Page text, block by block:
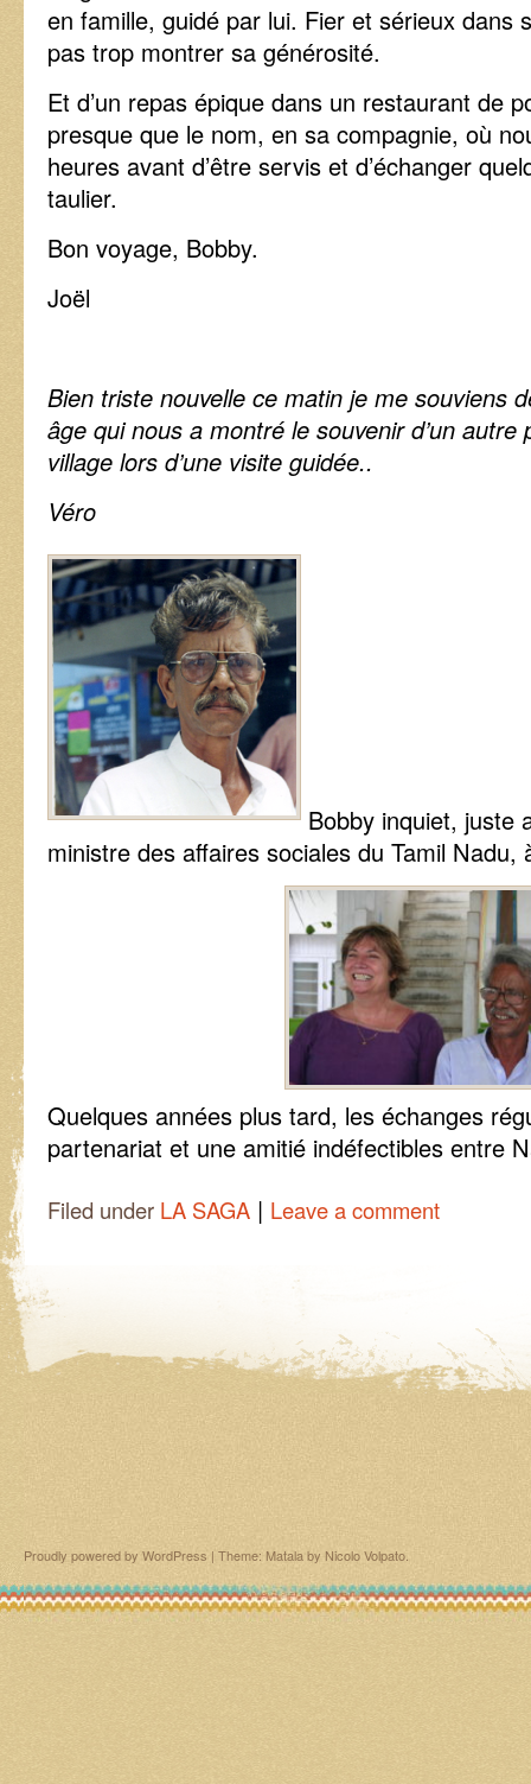
en famille, guidé par lui. Fier et sérieux dans
pas trop montrer sa générosité.
Et d’un repas épique dans un restaurant de
presque que le nom, en sa compagnie, où
heures avant d’être servis et d’échanger
taulier.
Bon voyage, Bobby.
Joël
Bien triste nouvelle ce matin je me souviens
âge qui nous a montré le souvenir d’un autre
village lors d’une visite guidée..
Véro
Bobby inquiet, juste
ministre des affaires sociales du Tamil Nadu,
Quelques années plus tard, les échanges
partenariat et une amitié indéfectibles entre
Filed under LA SAGA | Leave a comment
Proudly powered by WordPress | Theme: Matala by Nicolo Volpato